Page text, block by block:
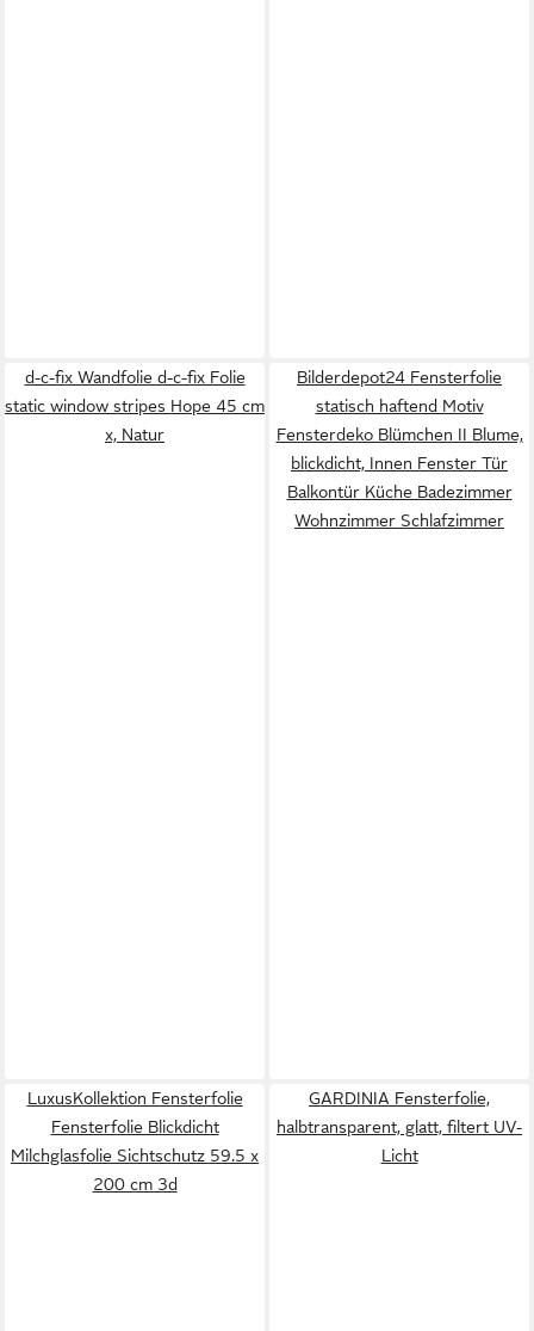
d-c-fix Wandfolie d-c-fix Folie
static window stripes Hope 45 cm
x, Natur
Bilderdepot24 Fensterfolie
statisch haftend Motiv
Fensterdeko Blümchen II Blume,
blickdicht, Innen Fenster Tür
Balkontür Küche Badezimmer
Wohnzimmer Schlafzimmer
LuxusKollektion Fensterfolie
Fensterfolie Blickdicht
Milchglasfolie Sichtschutz 59.5 x
200 cm 3d
GARDINIA Fensterfolie,
halbtransparent, glatt, filtert UV-
Licht